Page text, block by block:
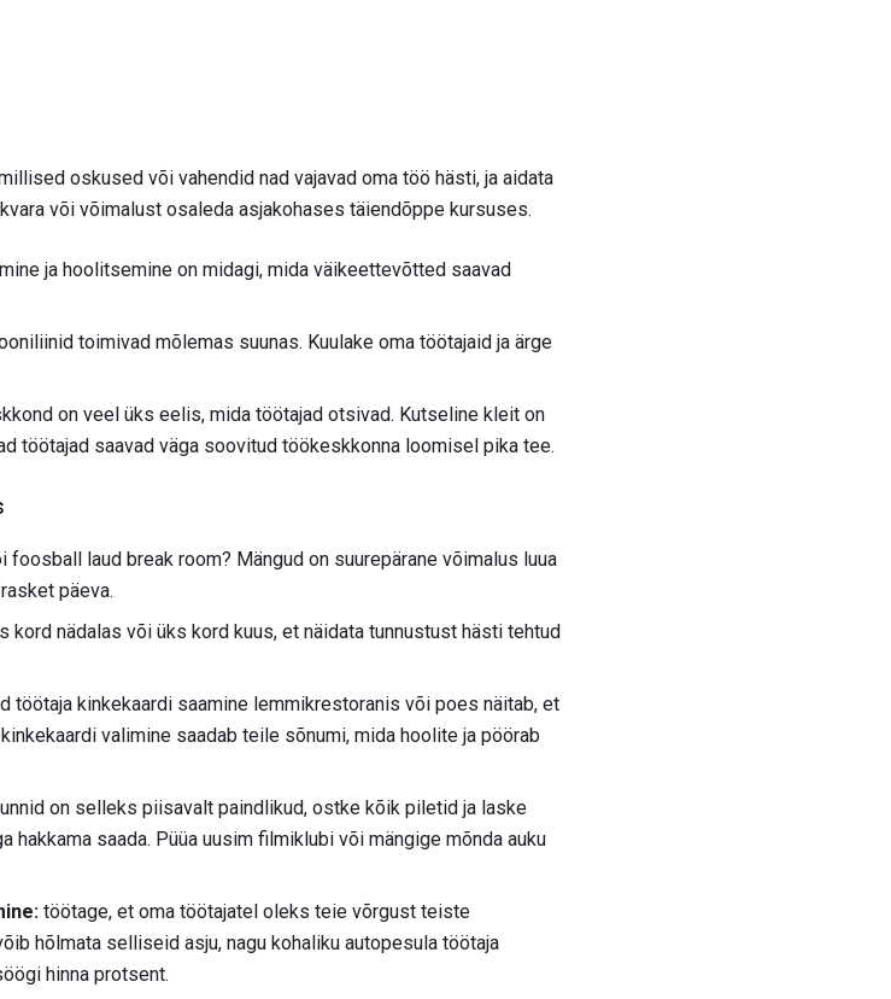
oskused või vahendid nad vajavad oma töö hästi, ja aidata
või võimalust osaleda asjakohases täiendõppe kursuses.
ja hoolitsemine on midagi, mida väikeettevõtted saavad
toimivad mõlemas suunas. Kuulake oma töötajaid ja ärge
on veel üks eelis, mida töötajad otsivad. Kutseline kleit on
töötajad saavad väga soovitud töökeskkonna loomisel pika tee.
foosball laud break room? Mängud on suurepärane võimalus luua
päeva.
kord nädalas või üks kord kuus, et näidata tunnustust hästi tehtud
töötaja kinkekaardi saamine lemmikrestoranis või poes näitab, et
valimine saadab teile sõnumi, mida hoolite ja pöörab
on selleks piisavalt paindlikud, ostke kõik piletid ja laske
saada. Püüa uusim filmiklubi või mängige mõnda auku
töötage, et oma töötajatel oleks teie võrgust teiste
hõlmata selliseid asju, nagu kohaliku autopesula töötaja
hinna protsent.